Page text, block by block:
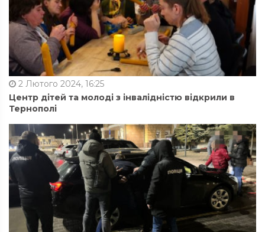
2 Лютого 2024, 16:25
Центр дітей та молоді з інвалідністю відкрили в
Тернополі